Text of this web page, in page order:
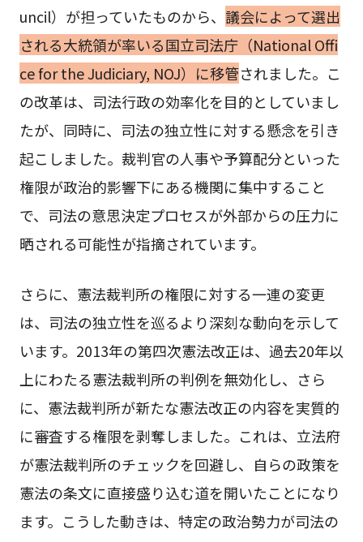
uncil）が担っていたものから、 議会によって選出
される大統領が率いる国立司法庁（National Offi
ce for the Judiciary, NOJ）に移管されました。こ
の改革は、司法行政の効率化を目的としていまし
たが、同時に、司法の独立性に対する懸念を引き
起こしました。裁判官の人事や予算配分といった
権限が政治的影響下にある機関に集中すること
で、司法の意思決定プロセスが外部からの圧力に
晒される可能性が指摘されています。
さらに、憲法裁判所の権限に対する一連の変更
は、司法の独立性を巡るより深刻な動向を示して
います。2013年の第四次憲法改正は、過去20年以
上にわたる憲法裁判所の判例を無効化し、さら
に、憲法裁判所が新たな憲法改正の内容を実質的
に審査する権限を剥奪しました。これは、立法府
が憲法裁判所のチェックを回避し、自らの政策を
憲法の条文に直接盛り込む道を開いたことになり
ます。こうした動きは、特定の政治勢力が司法の